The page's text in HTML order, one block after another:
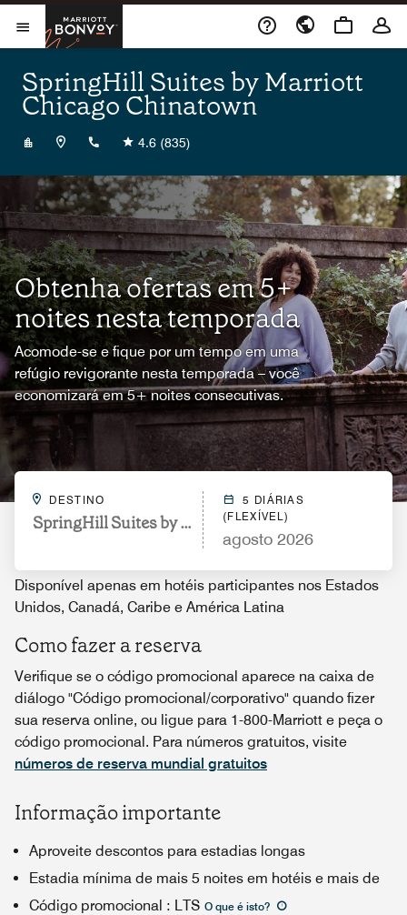
Skip to Content
Abrir menu
Marriott Bonvoy
SpringHill Suites by Marriott
Chicago Chinatown
+13127669668
4.6 (835)
Obtenha ofertas em 5+
noites nesta temporada
Acomode-se e fique por um tempo em uma
refúgio revigorante nesta temporada – você
economizará em 5+ noites consecutivas.
DESTINO
SpringHill Suites by Marriott Chicago Chinatown
5 DIÁRIAS
(FLEXÍVEL)
agosto 2026
Disponível apenas em hotéis participantes nos Estados
Unidos, Canadá, Caribe e América Latina
Como fazer a reserva
Verifique se o código promocional aparece na caixa de
diálogo "Código promocional/corporativo" quando fizer
sua reserva online, ou ligue para 1-800-Marriott e peça o
código promocional. Para números gratuitos, visite
números de reserva mundial gratuitos
Informação importante
Aproveite descontos para estadias longas
Estadia mínima de mais 5 noites em hotéis e mais de
Código promocional : LTS O que é isto?